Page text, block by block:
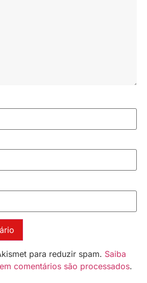
para reduzir spam. Saiba
comentários são processados.